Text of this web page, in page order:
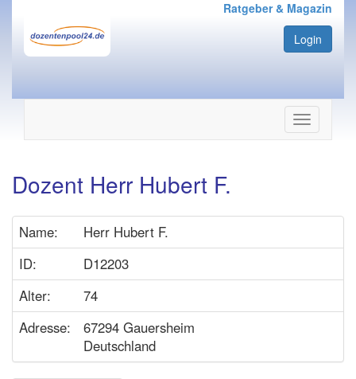
Ratgeber & Magazin
Login
Navigation
ein-/
Dozent Herr Hubert F.
Name:
Herr Hubert F.
ID:
D12203
Alter:
74
Adresse:
67294 Gauersheim
Deutschland